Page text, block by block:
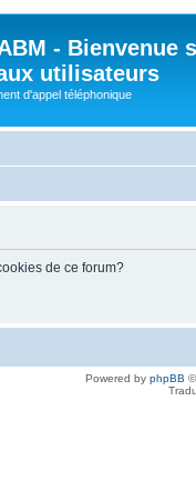
- Bienvenue
utilisateurs
d'appel téléphonique
de ce forum?
Powered by phpBB